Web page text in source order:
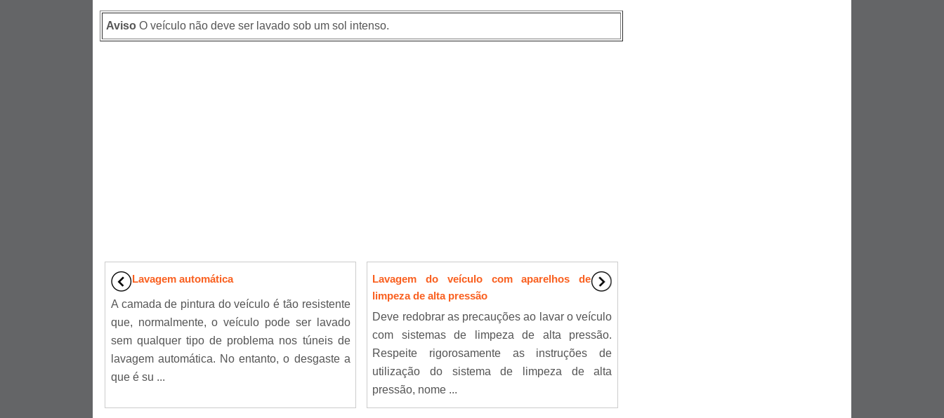
Aviso O veículo não deve ser lavado sob um sol intenso.
Lavagem automática
A camada de pintura do veículo é tão resistente
que, normalmente, o veículo pode ser lavado
sem qualquer tipo de problema nos túneis de
lavagem automática. No entanto, o desgaste a
que é su ...
Lavagem do veículo com aparelhos de
limpeza de alta pressão
Deve redobrar as precauções ao lavar o veículo
com sistemas de limpeza de alta pressão.
Respeite rigorosamente as instruções de
utilização do sistema de limpeza de alta
pressão, nome ...